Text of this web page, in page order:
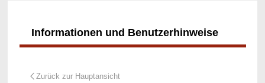
Informationen und Benutzerhinweise